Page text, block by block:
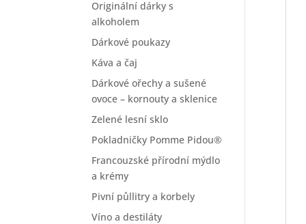
Originální dárky s
alkoholem
Dárkové poukazy
Káva a čaj
Dárkové ořechy a sušené
ovoce – kornouty a sklenice
Zelené lesní sklo
Pokladničky Pomme Pidou®
Francouzské přírodní mýdlo
a krémy
Pivní půllitry a korbely
Víno a destiláty